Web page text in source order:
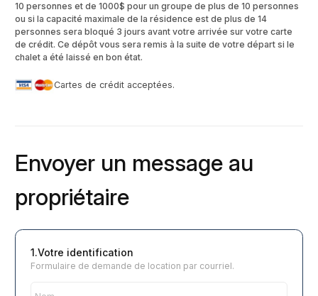
Envoyer un message au
propriétaire
Formulaire de demande de location par courriel.
1.Votre identification
10 personnes et de 1000$ pour un groupe de plus de 10 personnes
ou si la capacité maximale de la résidence est de plus de 14
personnes sera bloqué 3 jours avant votre arrivée sur votre carte
de crédit. Ce dépôt vous sera remis à la suite de votre départ si le
chalet a été laissé en bon état.
Cartes de crédit acceptées.